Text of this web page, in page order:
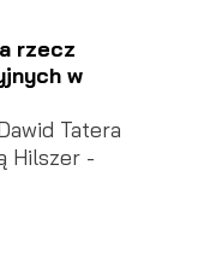
rzecz
w
Tatera
Hilszer -